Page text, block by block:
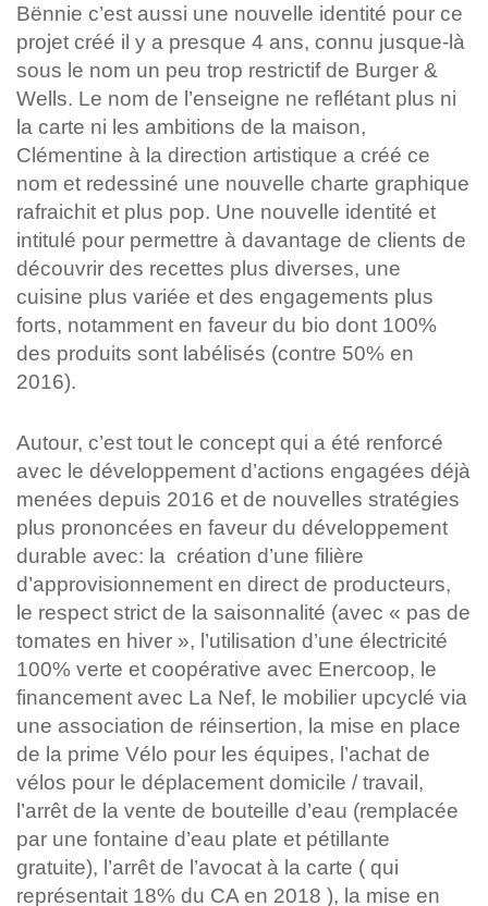
Bënnie c’est aussi une nouvelle identité pour ce
projet créé il y a presque 4 ans, connu jusque-là
sous le nom un peu trop restrictif de Burger &
Wells. Le nom de l’enseigne ne reflétant plus ni
la carte ni les ambitions de la maison,
Clémentine à la direction artistique a créé ce
nom et redessiné une nouvelle charte graphique
rafraichit et plus pop. Une nouvelle identité et
intitulé pour permettre à davantage de clients de
découvrir des recettes plus diverses, une
cuisine plus variée et des engagements plus
forts, notamment en faveur du bio dont 100%
des produits sont labélisés (contre 50% en
2016).
Autour, c’est tout le concept qui a été renforcé
avec le développement d’actions engagées déjà
menées depuis 2016 et de nouvelles stratégies
plus prononcées en faveur du développement
durable avec: la création d’une filière
d’approvisionnement en direct de producteurs,
le respect strict de la saisonnalité (avec « pas de
tomates en hiver », l’utilisation d’une électricité
100% verte et coopérative avec Enercoop, le
financement avec La Nef, le mobilier upcyclé via
une association de réinsertion, la mise en place
de la prime Vélo pour les équipes, l’achat de
vélos pour le déplacement domicile / travail,
l’arrêt de la vente de bouteille d’eau (remplacée
par une fontaine d’eau plate et pétillante
gratuite), l’arrêt de l’avocat à la carte ( qui
représentait 18% du CA en 2018 ), la mise en